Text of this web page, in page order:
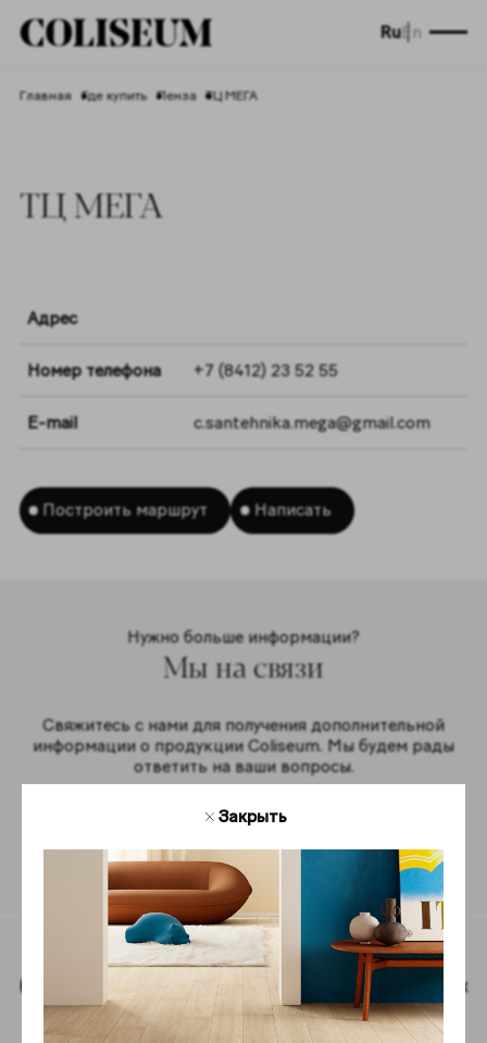
RuEn
Главная Где купить Пенза ТЦ МЕГА
ТЦ МЕГА
Адрес
Номер телефона +7 (8412) 23 52 55
E-mail c.santehnika.mega@gmail.com
Построить маршрут Написать
Нужно больше информации?
Мы на связи
Свяжитесь с нами для получения дополнительной
информации о продукции Coliseum. Мы будем рады
ответить на ваши вопросы.
Обратная связь
Закрыть
Наверх